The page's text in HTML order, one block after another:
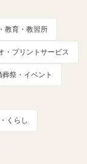
教育・教習所
・プリントサービス
葬祭・イベント
くらし